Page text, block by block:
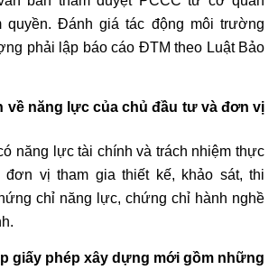
quyền. Đánh giá tác động môi trường
phải lập báo cáo ĐTM theo Luật Bảo
về năng lực của chủ đầu tư và đơn vị
năng lực tài chính và trách nhiệm thực
vị tham gia thiết kế, khảo sát, thi
chỉ năng lực, chứng chỉ hành nghề
giấy phép xây dựng mới gồm những